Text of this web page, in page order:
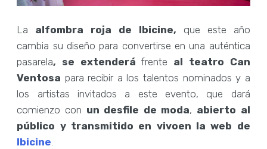
La alfombra roja de Ibicine, que este año
cambia su diseño para convertirse en una auténtica
pasarela, se extenderá frente al teatro Can
Ventosa para recibir a los talentos nominados y a
los artistas invitados a este evento, que dará
comienzo con un desfile de moda, abierto al
público y transmitido en vivoen la web de
Ibicine.